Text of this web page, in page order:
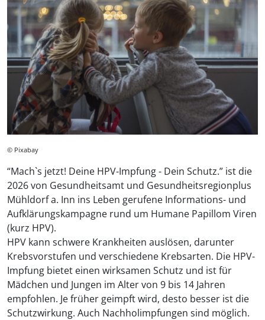
© Pixabay
“Mach`s jetzt! Deine HPV-Impfung - Dein Schutz.” ist die
2026 von Gesundheitsamt und Gesundheitsregionplus
Mühldorf a. Inn ins Leben gerufene Informations- und
Aufklärungskampagne rund um Humane Papillom Viren
(kurz HPV).
HPV kann schwere Krankheiten auslösen, darunter
Krebsvorstufen und verschiedene Krebsarten. Die HPV-
Impfung bietet einen wirksamen Schutz und ist für
Mädchen und Jungen im Alter von 9 bis 14 Jahren
empfohlen. Je früher geimpft wird, desto besser ist die
Schutzwirkung. Auch Nachholimpfungen sind möglich.